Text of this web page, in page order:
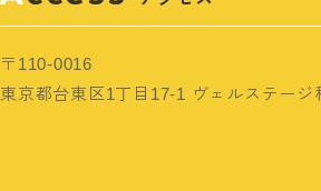
〒110-0016
東京都台東区1丁目17-1 ヴェルステー